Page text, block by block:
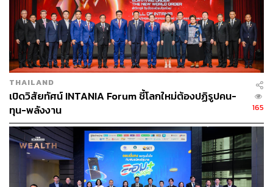
THAILAND
เปิดวิสัยทัศน์ INTANIA Forum ชี้โลกใหม่ต้องปฏิรูปคน-
ทุน-พลังงาน
165